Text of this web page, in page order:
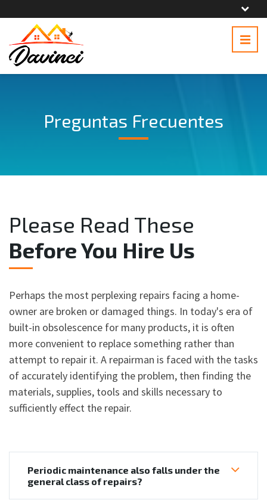
Preguntas Frecuentes
Please Read These
Before You Hire Us
Perhaps the most perplexing repairs facing a home-
owner are broken or damaged things. In today's era of
built-in obsolescence for many products, it is often
more convenient to replace something rather than
attempt to repair it. A repairman is faced with the tasks
of accurately identifying the problem, then finding the
materials, supplies, tools and skills necessary to
sufficiently effect the repair.
Periodic maintenance also falls under the
general class of repairs?